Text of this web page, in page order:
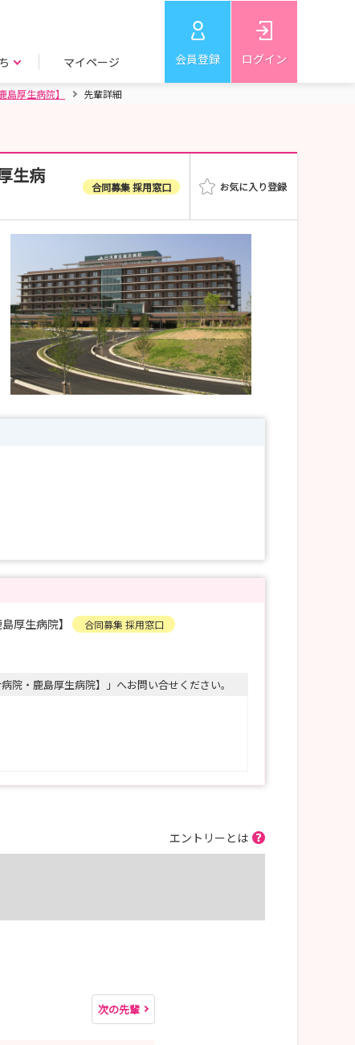
マイページ 会員登録 ログイン
厚生病院】 先輩詳細
生病
合同募集 採用窓口
厚生病院】 合同募集 採用窓口
・鹿島厚生病院】」へお問い合せください。
エントリーとは
次の先輩